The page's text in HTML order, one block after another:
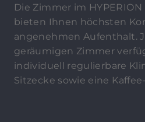
Die Zimmer im
bieten Ihnen höchsten
angenehmen Aufenthalt.
geräumigen Zimmer
individuell regulierbare
Sitzecke sowie eine